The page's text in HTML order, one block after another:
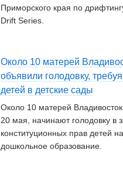
Приморского края по
Drift Series.
Около 10 матерей
объявили голодовку,
детей в детские сады
Около 10 матерей
20 мая, начинают голодовку в
конституционных прав детей на
дошкольное образование.